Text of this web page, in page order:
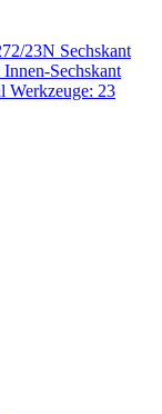
23N Sechskant
Sechskant
23